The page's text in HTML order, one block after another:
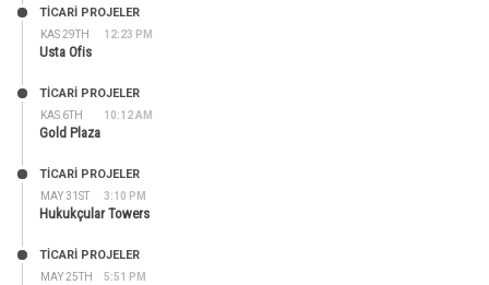
KAS 29TH 12:23 PM
TİCARİ PROJELER
Usta Ofis
KAS 6TH 10:12 AM
TİCARİ PROJELER
Gold Plaza
MAY 31ST 3:10 PM
TİCARİ PROJELER
Hukukçular Towers
MAY 25TH 5:51 PM
TİCARİ PROJELER